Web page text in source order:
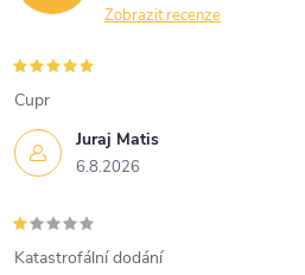
Zobrazit recenze
Juraj Matis
6.8.2026
Cupr
Katastrofální dodání